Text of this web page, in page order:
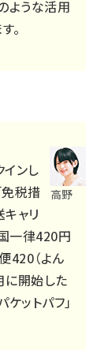
ような活用
。
高野
ンし
免税措
キャリ
一律420円
420（よん
に開始した
ットパフ」